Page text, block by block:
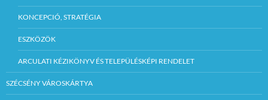
KONCEPCIÓ, STRATÉGIA
ESZKÖZÖK
ARCULATI KÉZIKÖNYV ÉS TELEPÜLÉSKÉPI RENDELET
SZÉCSÉNY VÁROSKÁRTYA